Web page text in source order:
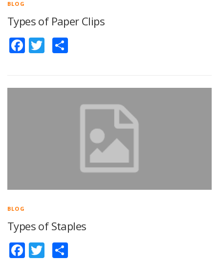
BLOG
Types of Paper Clips
Facebook
Twitter
BLOG
Types of Staples
Facebook
Twitter